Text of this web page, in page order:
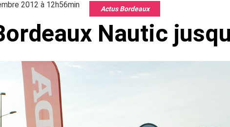
2012 à 12h56min Actus Bordeaux
Nautic